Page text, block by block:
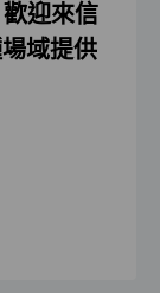
迎來信
域提供